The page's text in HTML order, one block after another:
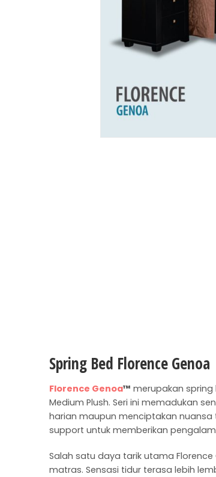
Spring Bed Florence Genoa
Florence Genoa™ merupakan spring
Medium Plush. Seri ini memadukan
harian maupun menciptakan nuansa
support untuk memberikan
Salah satu daya tarik utama
matras. Sensasi tidur terasa lebih